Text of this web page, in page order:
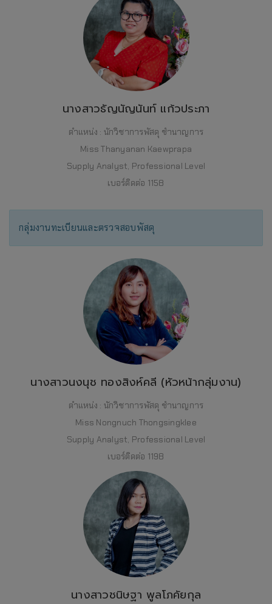
นางสาวธัญนัญนันท์ แก้วประภา
ตำแหน่ง : นักวิชาการพัสดุ ชำนาญการ
Miss Thanyanan Kaewprapa
Supply Analyst, Professional Level
เบอร์ติดต่อ 1158
กลุ่มงานทะเบียนและตรวจสอบพัสดุ
นางสาวนงนุช ทองสิงห์คลี (หัวหน้ากลุ่มงาน)
ตำแหน่ง : นักวิชาการพัสดุ ชำนาญการ
Miss Nongnuch Thongsingklee
Supply Analyst, Professional Level
เบอร์ติดต่อ 1198
นางสาวชนิษฐา พูลโภคัยกุล